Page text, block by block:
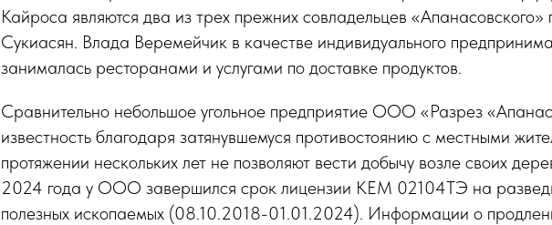
Кайроса являются два из трех прежних совладельцев «Апанасовского»
Сукиасян. Влада Веремейчик в качестве индивидуального
занималась ресторанами и услугами по доставке продуктов.
Сравнительно небольшое угольное предприятие ООО «Разрез
известность благодаря затянувшемуся противостоянию с местными
протяжении нескольких лет не позволяют вести добычу возле своих
2024 года у ООО завершился срок лицензии КЕМ 02104ТЭ на
полезных ископаемых (08.10.2018-01.01.2024). Информации о